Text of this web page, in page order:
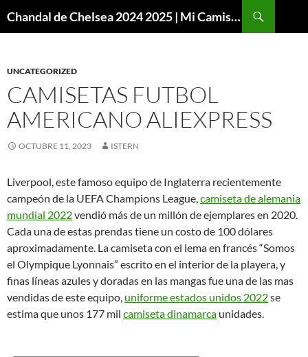
Chandal de Chelsea 2024 2025 | Mi Camiseta Futbol
UNCATEGORIZED
CAMISETAS FUTBOL
AMERICANO ALIEXPRESS
OCTUBRE 11, 2023 ISTERN
Liverpool, este famoso equipo de Inglaterra recientemente
campeón de la UEFA Champions League,camiseta de alemania
mundial 2022vendió más de un millón de ejemplares en 2020.
Cada una de estas prendas tiene un costo de 100 dólares
aproximadamente. La camiseta con el lema en francés “Somos
el Olympique Lyonnais” escrito en el interior de la playera, y
finas líneas azules y doradas en las mangas fue una de las mas
vendidas de este equipo, uniforme estados unidos 2022se
estima que unos 177 mil camiseta dinamarca unidades.